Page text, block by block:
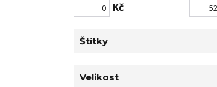
Kč
Štítky
Velikost